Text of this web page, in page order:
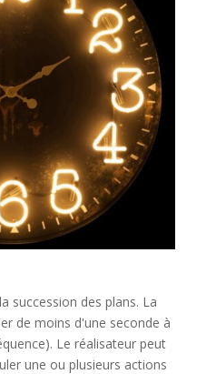
succession des plans. La
de moins d'une seconde à
Le réalisateur peut
une ou plusieurs actions